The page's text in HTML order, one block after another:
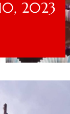
2023